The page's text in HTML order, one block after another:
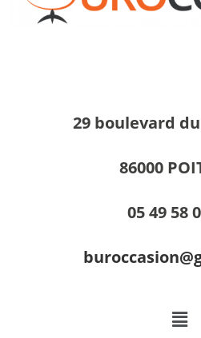
29 boulevard
86000
05 49 58